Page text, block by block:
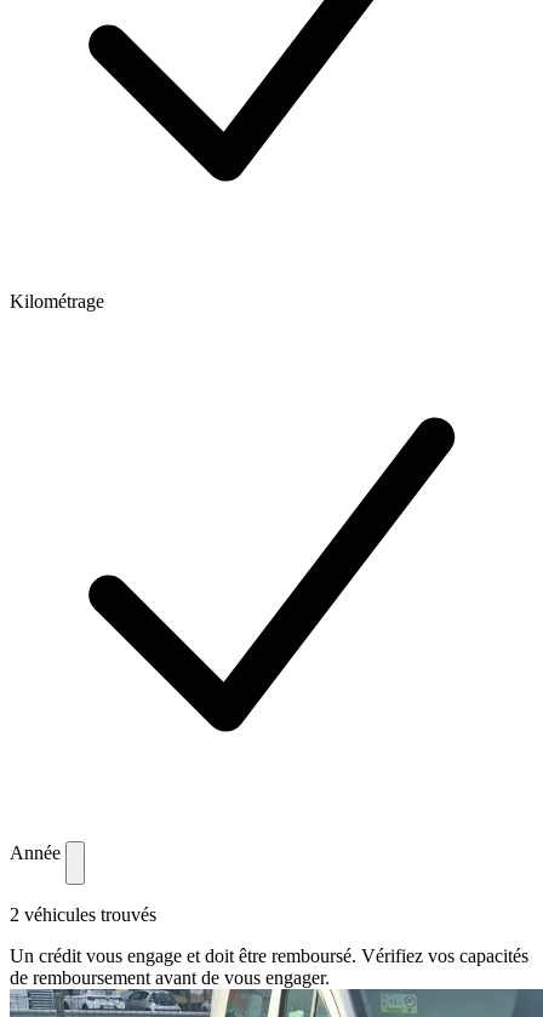
Kilométrage
Année
2 véhicules trouvés
Un crédit vous engage et doit être remboursé. Vérifiez vos capacités
de remboursement avant de vous engager.